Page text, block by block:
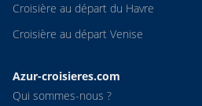
Croisière au départ du Havre
Croisière au départ Venise
Azur-croisieres.com
Qui sommes-nous ?